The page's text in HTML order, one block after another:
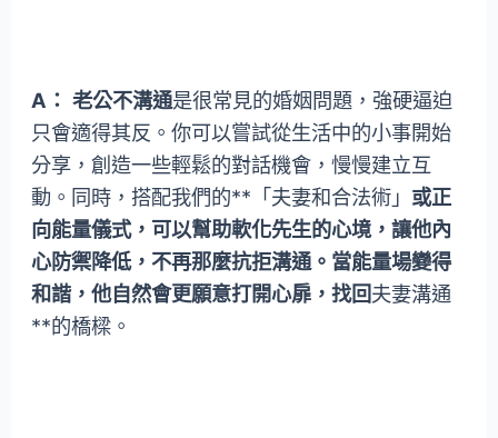
A： 老公不溝通是很常見的婚姻問題，強硬逼迫
只會適得其反。你可以嘗試從生活中的小事開始
分享，創造一些輕鬆的對話機會，慢慢建立互
動。同時，搭配我們的**「夫妻和合法術」 或正
向能量儀式，可以幫助軟化先生的心境，讓他內
心防禦降低，不再那麼抗拒溝通。當能量場變得
和諧，他自然會更願意打開心扉，找回夫妻溝通
**的橋樑。